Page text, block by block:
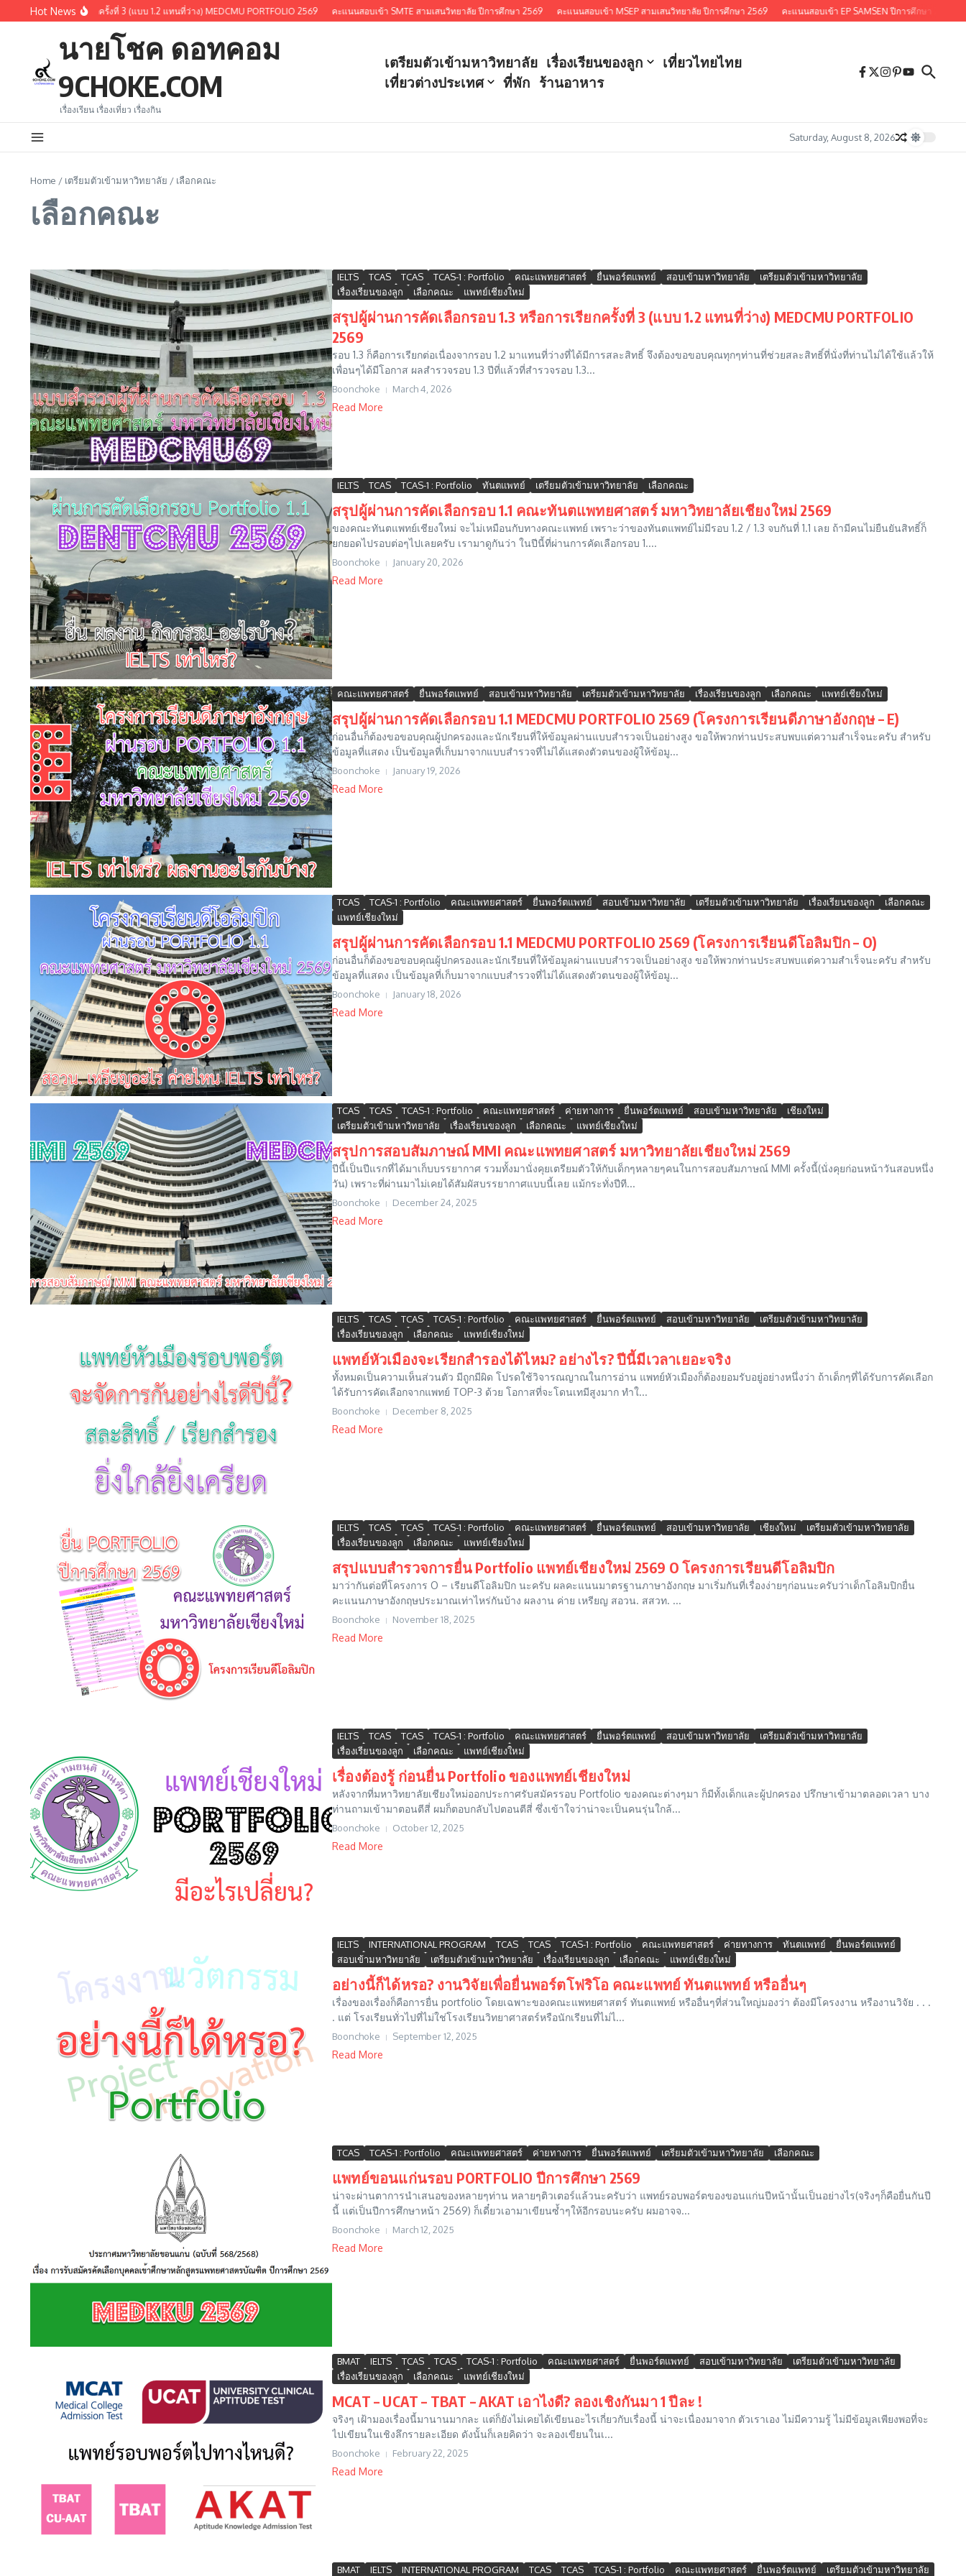
Skip to content
Hot News
บ 1.3 หรือการเรียกครั้งที่ 3 (แบบ 1.2 แทนที่ว่าง) MEDCMU PORTFOLIO 2569 คะแนนสอบเข้า SMTE สามเสนวิทยาลัย ปีการศึกษา 2569 คะแนนสอบเข้า MSEP สามเสนวิทยาลัย ปีการศึกษา 2569 คะแนนสอบเข้า EP SAMSEN ปีการศึกษา 2569
นายโชค ดอทคอม
9CHOKE.COM
เรื่องเรียน เรื่องเที่ยว เรื่องกิน
เตรียมตัวเข้ามหาวิทยาลัย เรื่องเรียนของลูก
เที่ยวไทยไทย
เที่ยวต่างประเทศ
ที่พัก ร้านอาหาร
Saturday, August 8, 2026
Home / เตรียมตัวเข้ามหาวิทยาลัย / เลือกคณะ
เลือกคณะ
IELTS TCAS TCAS TCAS-1 : Portfolio คณะแพทยศาสตร์ ยื่นพอร์ตแพทย์ สอบเข้ามหาวิทยาลัย
เตรียมตัวเข้ามหาวิทยาลัย
เรื่องเรียนของลูก
เลือกคณะ แพทย์เชียงใหม่
สรุปผู้ผ่านการคัดเลือกรอบ 1.3 หรือการเรียกครั้งที่ 3 (แบบ 1.2 แทนที่ว่าง) MEDCMU PORTFOLIO
2569
รอบ 1.3 ก็คือการเรียกต่อเนื่องจากรอบ 1.2 มาแทนที่ว่างที่ได้มีการสละสิทธิ์ จึงต้องขอขอบคุณทุกๆท่านที่ช่วยสละสิทธิ์ที่นั่งที่ท่านไม่ได้ใช้แล้วให้
เพื่อนๆได้มีโอกาส ผลสำรวจรอบ 1.3 ปีที่แล้วที่สำรวจรอบ 1.3...
Boonchoke March 4, 2026
Read More
IELTS TCAS TCAS-1 : Portfolio ทันตแพทย์ เตรียมตัวเข้ามหาวิทยาลัย เลือกคณะ
สรุปผู้ผ่านการคัดเลือกรอบ 1.1 คณะทันตแพทยศาสตร์ มหาวิทยาลัยเชียงใหม่ 2569
ของคณะทันตแพทย์เชียงใหม่ จะไม่เหมือนกับทางคณะแพทย์ เพราะว่าของทันตแพทย์ไม่มีรอบ 1.2 / 1.3 จบกันที่ 1.1 เลย ถ้ามีคนไม่ยืนยันสิทธิ์ก็
ยกยอดไปรอบต่อๆไปเลยครับ เรามาดูกันว่า ในปีนี้ที่ผ่านการคัดเลือกรอบ 1....
Boonchoke January 20, 2026
Read More
คณะแพทยศาสตร์ ยื่นพอร์ตแพทย์ สอบเข้ามหาวิทยาลัย เตรียมตัวเข้ามหาวิทยาลัย เรื่องเรียนของลูก เลือกคณะ แพทย์เชียงใหม่
สรุปผู้ผ่านการคัดเลือกรอบ 1.1 MEDCMU PORTFOLIO 2569 (โครงการเรียนดีภาษาอังกฤษ – E)
ก่อนอื่นก็ต้องขอขอบคุณผู้ปกครองและนักเรียนที่ให้ข้อมูลผ่านแบบสำรวจเป็นอย่างสูง ขอให้พวกท่านประสบพบแต่ความสำเร็จนะครับ สำหรับ
ข้อมูลที่แสดง เป็นข้อมูลที่เก็บมาจากแบบสำรวจที่ไม่ได้แสดงตัวตนของผู้ให้ข้อมู...
Boonchoke January 19, 2026
Read More
TCAS TCAS-1 : Portfolio คณะแพทยศาสตร์ ยื่นพอร์ตแพทย์ สอบเข้ามหาวิทยาลัย เตรียมตัวเข้ามหาวิทยาลัย เรื่องเรียนของลูก
เลือกคณะ
แพทย์เชียงใหม่
สรุปผู้ผ่านการคัดเลือกรอบ 1.1 MEDCMU PORTFOLIO 2569 (โครงการเรียนดีโอลิมปิก – O)
ก่อนอื่นก็ต้องขอขอบคุณผู้ปกครองและนักเรียนที่ให้ข้อมูลผ่านแบบสำรวจเป็นอย่างสูง ขอให้พวกท่านประสบพบแต่ความสำเร็จนะครับ สำหรับ
ข้อมูลที่แสดง เป็นข้อมูลที่เก็บมาจากแบบสำรวจที่ไม่ได้แสดงตัวตนของผู้ให้ข้อมู...
Boonchoke January 18, 2026
Read More
TCAS TCAS TCAS-1 : Portfolio คณะแพทยศาสตร์ ค่ายทางการ ยื่นพอร์ตแพทย์ สอบเข้ามหาวิทยาลัย
เชียงใหม่
เตรียมตัวเข้ามหาวิทยาลัย
เรื่องเรียนของลูก เลือกคณะ แพทย์เชียงใหม่
สรุปการสอบสัมภาษณ์ MMI คณะแพทยศาสตร์ มหาวิทยาลัยเชียงใหม่ 2569
ปีนี้เป็นปีแรกที่ได้มาเก็บบรรยากาศ รวมทั้งมานั่งคุยเตรียมตัวให้กับเด็กๆหลายๆคนในการสอบสัมภาษณ์ MMI ครั้งนี้(นั่งคุยก่อนหน้าวันสอบหนึ่ง
วัน) เพราะที่ผ่านมาไม่เคยได้สัมผัสบรรยากาศแบบนี้เลย แม้กระทั่งปีที...
Boonchoke December 24, 2025
Read More
IELTS TCAS TCAS TCAS-1 : Portfolio คณะแพทยศาสตร์ ยื่นพอร์ตแพทย์ สอบเข้ามหาวิทยาลัย
เตรียมตัวเข้ามหาวิทยาลัย
เรื่องเรียนของลูก
เลือกคณะ แพทย์เชียงใหม่
แพทย์หัวเมืองจะเรียกสำรองได้ไหม? อย่างไร? ปีนี้มีเวลาเยอะจริง
ทั้งหมดเป็นความเห็นส่วนตัว มีถูกมีผิด โปรดใช้วิจารณญาณในการอ่าน แพทย์หัวเมืองก็ต้องยอมรับอยู่อย่างหนึ่งว่า ถ้าเด็กๆที่ได้รับการคัดเลือก
ได้รับการคัดเลือกจากแพทย์ TOP-3 ด้วย โอกาสที่จะโดนเทมีสูงมาก ทำใ...
Boonchoke December 8, 2025
Read More
IELTS TCAS TCAS TCAS-1 : Portfolio คณะแพทยศาสตร์ ยื่นพอร์ตแพทย์ สอบเข้ามหาวิทยาลัย เชียงใหม่
เตรียมตัวเข้ามหาวิทยาลัย
เรื่องเรียนของลูก
เลือกคณะ แพทย์เชียงใหม่
สรุปแบบสำรวจการยื่น Portfolio แพทย์เชียงใหม่ 2569 O โครงการเรียนดีโอลิมปิก
มาว่ากันต่อที่โครงการ O – เรียนดีโอลิมปิก นะครับ ผลคะแนนมาตรฐานภาษาอังกฤษ มาเริ่มกันที่เรื่องง่ายๆก่อนนะครับว่าเด็กโอลิมปิกยื่น
คะแนนภาษาอังกฤษประมาณเท่าไหร่กันบ้าง ผลงาน ค่าย เหรียญ สอวน. สสวท. ...
Boonchoke November 18, 2025
Read More
IELTS TCAS TCAS TCAS-1 : Portfolio คณะแพทยศาสตร์ ยื่นพอร์ตแพทย์ สอบเข้ามหาวิทยาลัย
เตรียมตัวเข้ามหาวิทยาลัย
เรื่องเรียนของลูก
เลือกคณะ แพทย์เชียงใหม่
เรื่องต้องรู้ ก่อนยื่น Portfolio ของแพทย์เชียงใหม่
หลังจากที่มหาวิทยาลัยเชียงใหม่ออกประกาศรับสมัครรอบ Portfolio ของคณะต่างๆมา ก็มีทั้งเด็กและผู้ปกครอง ปรึกษาเข้ามาตลอดเวลา บาง
ท่านถามเข้ามาตอนตีสี่ ผมก็ตอบกลับไปตอนตีสี่ ซึ่งเข้าใจว่าน่าจะเป็นคนรุ่นใกล้...
Boonchoke October 12, 2025
Read More
IELTS INTERNATIONAL PROGRAM TCAS TCAS TCAS-1 : Portfolio คณะแพทยศาสตร์ ค่ายทางการ ทันตแพทย์
ยื่นพอร์ตแพทย์
สอบเข้ามหาวิทยาลัย
เตรียมตัวเข้ามหาวิทยาลัย เรื่องเรียนของลูก เลือกคณะ แพทย์เชียงใหม่
อย่างนี้ก็ได้หรอ? งานวิจัยเพื่อยื่นพอร์ตโฟริโอ คณะแพทย์ ทันตแพทย์ หรืออื่นๆ
เรื่องของเรื่องก็คือการยื่น portfolio โดยเฉพาะของคณะแพทยศาสตร์ ทันตแพทย์ หรืออื่นๆที่ส่วนใหญ่มองว่า ต้องมีโครงงาน หรืองานวิจัย . . .
. แต่ โรงเรียนทั่วไปที่ไม่ใช่โรงเรียนวิทยาศาสตร์หรือนักเรียนที่ไม่ไ...
Boonchoke September 12, 2025
Read More
TCAS TCAS-1 : Portfolio คณะแพทยศาสตร์ ค่ายทางการ ยื่นพอร์ตแพทย์ เตรียมตัวเข้ามหาวิทยาลัย เลือกคณะ
แพทย์ขอนแก่นรอบ PORTFOLIO ปีการศึกษา 2569
น่าจะผ่านตาการนำเสนอของหลายๆท่าน หลายๆติวเตอร์แล้วนะครับว่า แพทย์รอบพอร์ตของขอนแก่นปีหน้านั้นเป็นอย่างไร(จริงๆก็คือยื่นกันปี
นี้ แต่เป็นปีการศึกษาหน้า 2569) ก็เดี๋ยวเอามาเขียนซ้ำๆให้อีกรอบนะครับ ผมอาจจ...
Boonchoke March 12, 2025
Read More
BMAT IELTS TCAS TCAS TCAS-1 : Portfolio คณะแพทยศาสตร์ ยื่นพอร์ตแพทย์ สอบเข้ามหาวิทยาลัย
เตรียมตัวเข้ามหาวิทยาลัย
เรื่องเรียนของลูก
เลือกคณะ แพทย์เชียงใหม่
MCAT – UCAT – TBAT – AKAT เอาไงดี? ลองเชิงกันมา 1 ปีละ !
จริงๆ เฝ้ามองเรื่องนี้มานานมากละ แต่ก็ยังไม่เคยได้เขียนอะไรเกี่ยวกับเรื่องนี้ น่าจะเนื่องมาจาก ตัวเราเอง ไม่มีความรู้ ไม่มีข้อมูลเพียงพอที่จะ
ไปเขียนในเชิงลึกรายละเอียด ดังนั้นก็เลยคิดว่า จะลองเขียนในเ...
Boonchoke February 22, 2025
Read More
BMAT IELTS INTERNATIONAL PROGRAM TCAS TCAS TCAS-1 : Portfolio คณะแพทยศาสตร์ ยื่นพอร์ตแพทย์ เตรียมตัวเข้ามหาวิทยาลัย